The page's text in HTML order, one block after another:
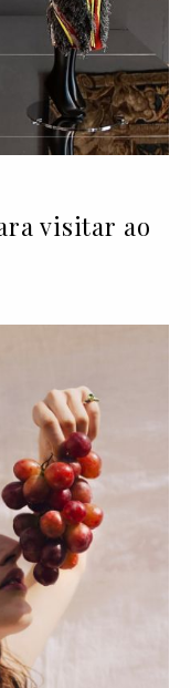
visitar ao